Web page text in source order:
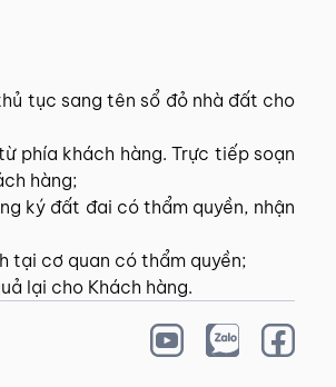
tục sang tên sổ đỏ nhà đất cho
phía khách hàng. Trực tiếp soạn
hàng;
ký đất đai có thẩm quyền, nhận
tại cơ quan có thẩm quyền;
lại cho Khách hàng.